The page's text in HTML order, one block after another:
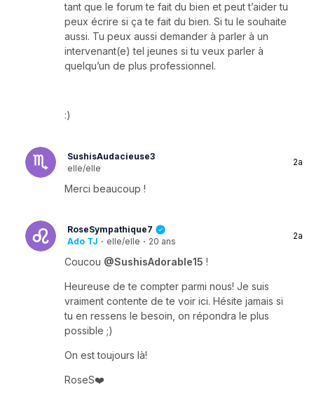
tant que le forum te fait du bien et peut t’aider tu
peux écrire si ça te fait du bien. Si tu le souhaite
aussi. Tu peux aussi demander à parler à un
intervenant(e) tel jeunes si tu veux parler à
quelqu’un de plus professionnel.
:)
SushisAudacieuse3
elle/elle
2a
Merci beaucoup !
RoseSympathique7
Ado TJ · elle/elle · 20 ans
2a
Coucou @SushisAdorable15 !
Heureuse de te compter parmi nous! Je suis
vraiment contente de te voir ici. Hésite jamais si
tu en ressens le besoin, on répondra le plus
possible ;)
On est toujours là!
RoseS❤️